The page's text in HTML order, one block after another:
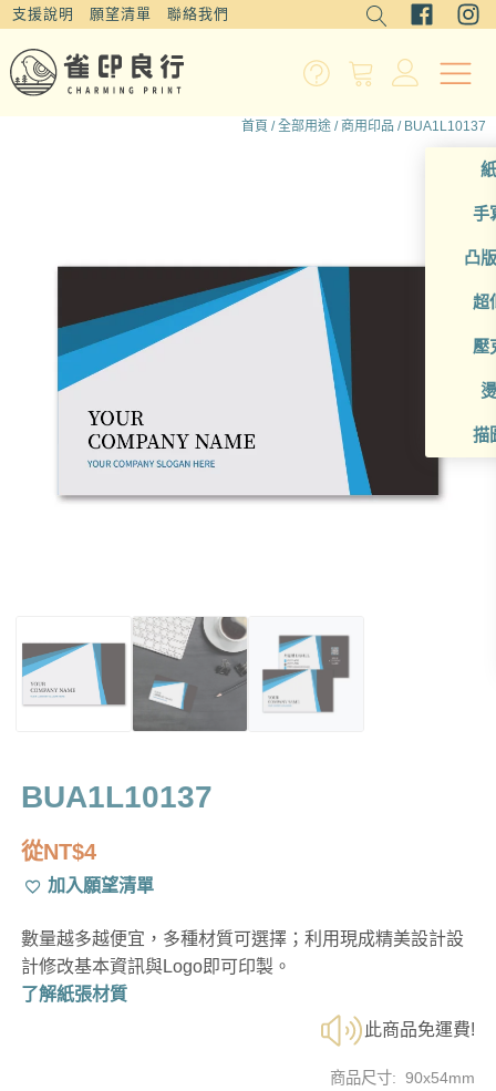
支援說明 願望清單 聯絡我們
手
凸
超
壓
描
首頁 /全部用途 / 商用印品 / BUA1L10137
BUA1L10137
從NT$4
加入願望清單
數量越多越便宜，多種材質可選擇；利用現成精美設計設
計修改基本資訊與Logo即可印製。
了解紙張材質
此商品免運費!
商品尺寸: 90x54mm